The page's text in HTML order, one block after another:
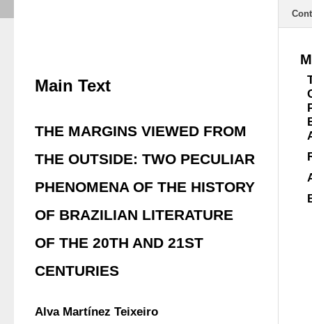
Main Text
THE MARGINS VIEWED FROM
THE OUTSIDE: TWO PECULIAR
PHENOMENA OF THE HISTORY
OF BRAZILIAN LITERATURE
OF THE 20TH AND 21ST
CENTURIES
Alva Martínez Teixeiro